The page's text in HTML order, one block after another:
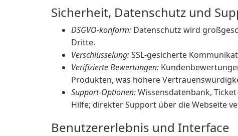
Sicherheit, Datenschutz und
DSGVO-konform: Datenschutz wird
Dritte.
Verschlüsselung:SSL-gesicherte
Verifizierte Bewertungen:
Produkten, was höhere
Support-Optionen:Wissensdatenbank,
Hilfe; direkter Support über die Webseite
Benutzererlebnis und Interface